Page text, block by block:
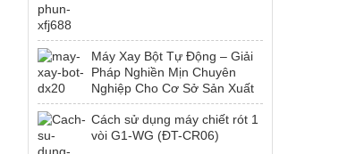
Máy Xay Bột Tự Động – Giải
Pháp Nghiền Mịn Chuyên
Nghiệp Cho Cơ Sở Sản Xuất
Cách sử dụng máy chiết rót 1
vòi G1-WG (ĐT-CR06)